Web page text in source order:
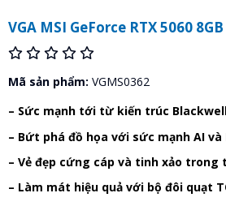
VGA MSI GeForce RTX 5060
Mã sản phẩm: VGMS0362
– Sức mạnh tới từ kiến trúc
– Bứt phá đồ họa với sức mạnh AI
– Vẻ đẹp cứng cáp và tinh xảo trong
– Làm mát hiệu quả với bộ đôi quạt